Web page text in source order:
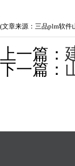
(文章来源：三品plm软件
上一篇：
下一篇：